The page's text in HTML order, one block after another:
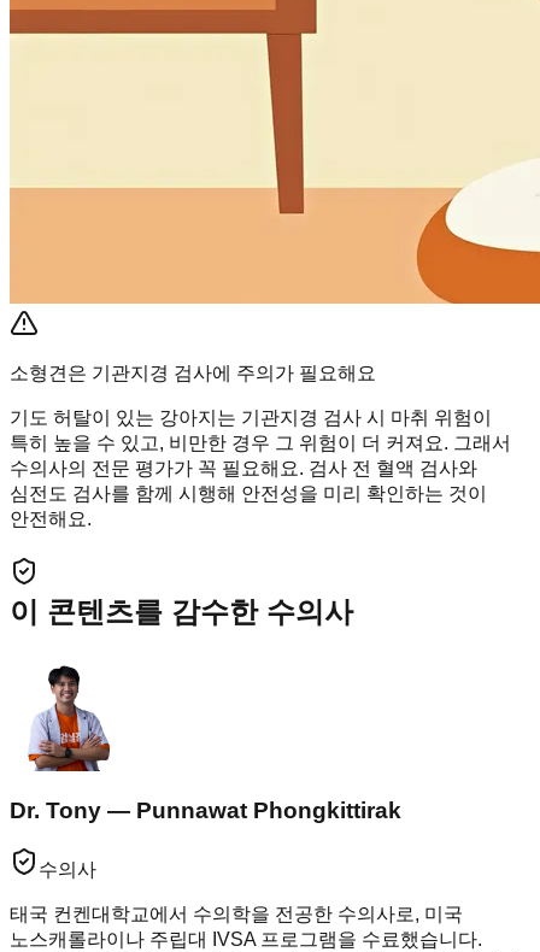
소형견은 기관지경 검사에 주의가 필요해요
기도 허탈이 있는 강아지는 기관지경 검사 시 마취 위험이
특히 높을 수 있고, 비만한 경우 그 위험이 더 커져요. 그래서
수의사의 전문 평가가 꼭 필요해요. 검사 전 혈액 검사와
심전도 검사를 함께 시행해 안전성을 미리 확인하는 것이
안전해요.
이 콘텐츠를 감수한 수의사
Dr. Tony — Punnawat Phongkittirak
수의사
태국 컨켄대학교에서 수의학을 전공한 수의사로, 미국
노스캐롤라이나 주립대 IVSA 프로그램을 수료했습니다.